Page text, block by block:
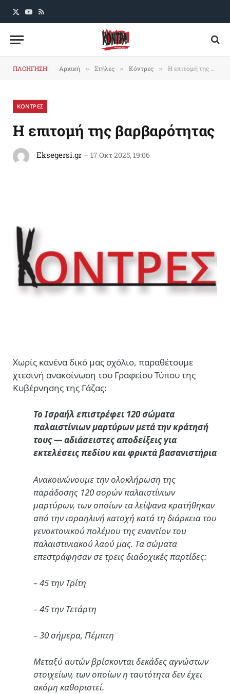
X
YouTube
RSS
ΠΛΟΗΓΗΣΗ: Αρχική » Στήλες » Κόντρες » H επιτομή της βαρβαρότητας
ΚΟΝΤΡΕΣ
H επιτομή της βαρβαρότητας
Eksegersi.gr 17 Οκτ 2025, 19:06
Χωρίς κανένα δικό μας σχόλιο, παραθέτουμε
χτεσινή ανακοίνωση του Γραφείου Τύπου της
Κυβέρνησης της Γάζας:
Το Ισραήλ επιστρέφει 120 σώματα
παλαιστίνιων μαρτύρων μετά την κράτησή
τους — αδιάσειστες αποδείξεις για
εκτελέσεις πεδίου και φρικτά βασανιστήρια
Ανακοινώνουμε την ολοκλήρωση της
παράδοσης 120 σορών παλαιστίνιων
μαρτύρων, των οποίων τα λείψανα κρατήθηκαν
από την ισραηλινή κατοχή κατά τη διάρκεια του
γενοκτονικού πολέμου της εναντίον του
παλαιστινιακού λαού μας. Τα σώματα
επεστράφησαν σε τρεις διαδοχικές παρτίδες:
– 45 την Τρίτη
– 45 την Τετάρτη
– 30 σήμερα, Πέμπτη
Μεταξύ αυτών βρίσκονται δεκάδες αγνώστων
στοιχείων, των οποίων η ταυτότητα δεν έχει
ακόμη καθοριστεί.